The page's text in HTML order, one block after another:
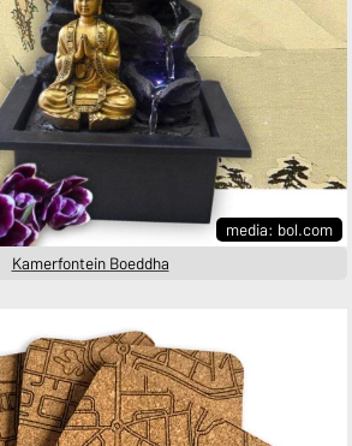
media: bol.com
Kamerfontein Boeddha